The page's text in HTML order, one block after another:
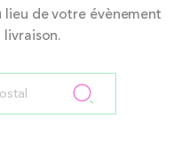
de votre évènement